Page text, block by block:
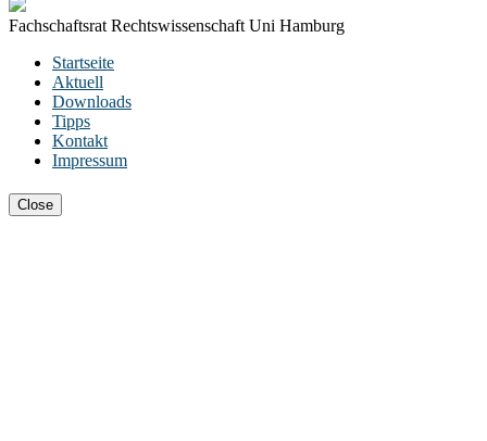
Fachschaftsrat Rechtswissenschaft Uni Hamburg
Startseite
Aktuell
Downloads
Tipps
Kontakt
Impressum
Close